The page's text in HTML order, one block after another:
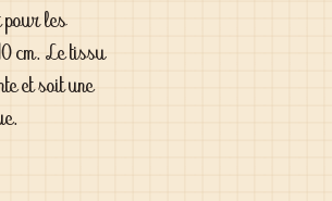
pour les
cm. Le tissu
et soit une